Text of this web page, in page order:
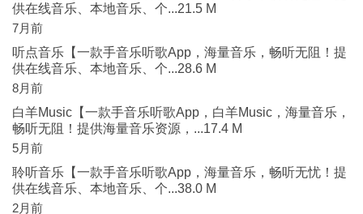
供在线音乐、本地音乐、个...21.5 M
7月前
听点音乐【一款手音乐听歌App，海量音乐，畅听无阻！提
供在线音乐、本地音乐、个...28.6 M
8月前
白羊Music【一款手音乐听歌App，白羊Music，海量音乐，
畅听无阻！提供海量音乐资源，...17.4 M
5月前
聆听音乐【一款手音乐听歌App，海量音乐，畅听无忧！提
供在线音乐、本地音乐、个...38.0 M
2月前